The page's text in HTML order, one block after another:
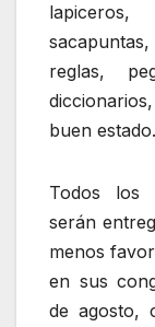
lapiceros,
reglas,
buen estado.
Todos los
serán
menos
en sus
de agosto,